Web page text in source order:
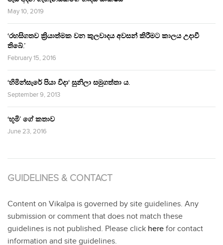
May 10, 2019
‘රහසිගතව ක්‍රියාත්මක වන කුලවාදය අවසන් කිරීමට කාලය උදාවී
තිබේ.’
February 15, 2016
‘හිමින්සැරේ පියා විදා‘ සුනිලා සමුගත්තා ය.
September 9, 2013
‘භූමි’ ගේ කතාව
June 23, 2016
GUIDELINES & CONTACT
Content on Vikalpa is governed by site guidelines. Any
submission or comment that does not match these
guidelines is not published. Please click here for contact
information and site guidelines.